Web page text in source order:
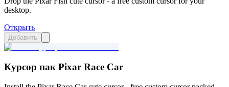
desktop.
Открыть
Добавить
Курсор пак Pixar Race Car